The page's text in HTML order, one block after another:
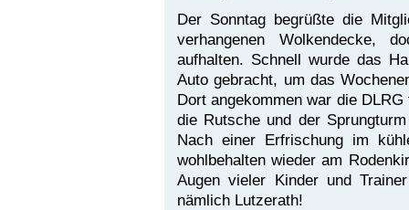
Der Sonntag begrüßte die
verhangenen Wolkendecke,
aufhalten. Schnell wurde das
Auto gebracht, um das
Dort angekommen war die
die Rutsche und der
Nach einer Erfrischung im
wohlbehalten wieder am
Augen vieler Kinder und
nämlich Lutzerath!